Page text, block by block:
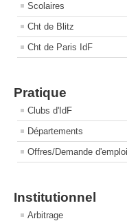
Scolaires
Cht de Blitz
Cht de Paris IdF
Pratique
Clubs d'IdF
Départements
Offres/Demande d'emploi
Institutionnel
Arbitrage